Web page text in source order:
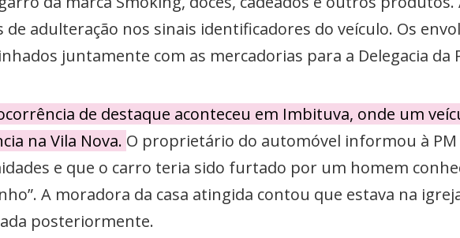
de adulteração nos sinais identificadores do veículo. Os
juntamente com as mercadorias para a Delegacia da
de destaque aconteceu em Imbituva, onde um
na Vila Nova. O proprietário do automóvel informou à
e que o carro teria sido furtado por um homem
A moradora da casa atingida contou que estava na
posteriormente.